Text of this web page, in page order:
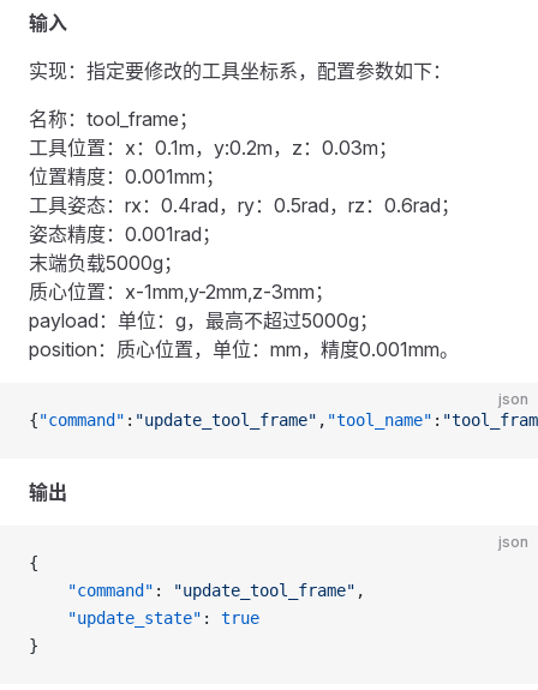
输入
实现：指定要修改的工具坐标系，配置参数如下：
名称：tool_frame；
工具位置：x：0.1m，y:0.2m，z：0.03m；
位置精度：0.001mm；
工具姿态：rx：0.4rad，ry：0.5rad，rz：0.6rad；
姿态精度：0.001rad；
末端负载5000g；
质心位置：x-1mm,y-2mm,z-3mm；
payload：单位：g，最高不超过5000g；
position：质心位置，单位：mm，精度0.001mm。
json
{"command" : "update_tool_frame" , "tool_name" :
输出
json
{
    "command"
: "update_tool_frame" ,
    "update_state"
: true
}